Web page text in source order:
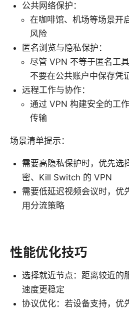
公共网络保护：
在咖啡馆、机场等场景开
风险
匿名浏览与隐私保护：
尽管 VPN 不等于匿名工
不要在公共账户中保存凭
远程工作与协作：
通过 VPN 构建安全的工
传输
场景清单提示：
需要高隐私保护时，优先选
密、Kill Switch 的 VPN
需要低延迟视频会议时，优
用分流策略
性能优化技巧
选择就近节点：距离较近的
速度更稳定
协议优化：若设备支持，优